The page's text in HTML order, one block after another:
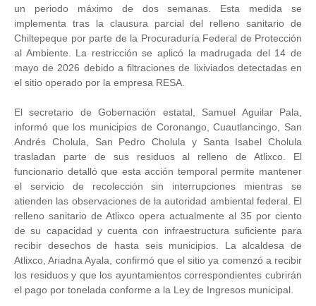
un periodo máximo de dos semanas. Esta medida se
implementa tras la clausura parcial del relleno sanitario de
Chiltepeque por parte de la Procuraduría Federal de Protección
al Ambiente. La restricción se aplicó la madrugada del 14 de
mayo de 2026 debido a filtraciones de lixiviados detectadas en
el sitio operado por la empresa RESA.
El secretario de Gobernación estatal, Samuel Aguilar Pala,
informó que los municipios de Coronango, Cuautlancingo, San
Andrés Cholula, San Pedro Cholula y Santa Isabel Cholula
trasladan parte de sus residuos al relleno de Atlixco. El
funcionario detalló que esta acción temporal permite mantener
el servicio de recolección sin interrupciones mientras se
atienden las observaciones de la autoridad ambiental federal. El
relleno sanitario de Atlixco opera actualmente al 35 por ciento
de su capacidad y cuenta con infraestructura suficiente para
recibir desechos de hasta seis municipios. La alcaldesa de
Atlixco, Ariadna Ayala, confirmó que el sitio ya comenzó a recibir
los residuos y que los ayuntamientos correspondientes cubrirán
el pago por tonelada conforme a la Ley de Ingresos municipal.